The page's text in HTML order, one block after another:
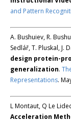
and Pattern
A. Bushuiev, R.
Sedlář, T. Pluskal, J.
design protein-
generalization.
Representations.
L Montaut, Q Le
Acceleration